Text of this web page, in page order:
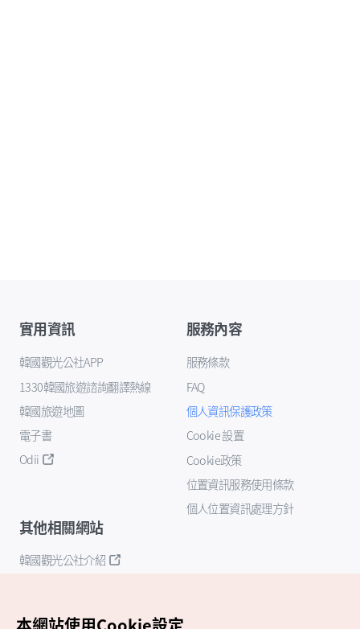
實用資訊
韓國觀光公社APP
1330韓國旅遊諮詢翻譯熱線
韓國旅遊地圖
電子書
Odii
服務內容
服務條款
FAQ
個人資訊保護政策
Cookie 設置
Cookie政策
位置資訊服務使用條款
個人位置資訊處理方針
其他相關網站
韓國觀光公社介紹